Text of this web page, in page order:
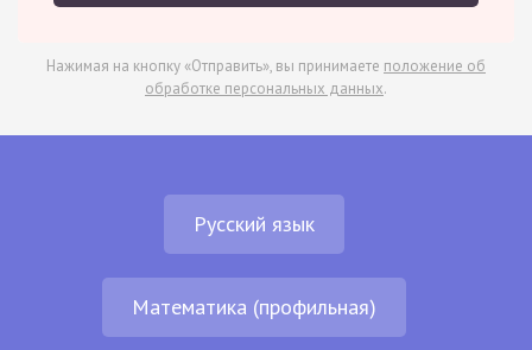
Нажимая на кнопку «Отправить», вы принимаете положение об
обработке персональных данных.
Русский язык
Математика (профильная)